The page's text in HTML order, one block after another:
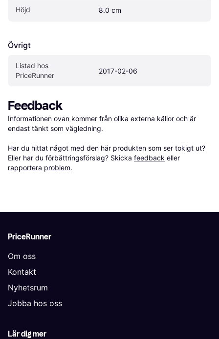
Höjd 8.0 cm
Övrigt
Listad hos
PriceRunner
2017-02-06
Feedback
Informationen ovan kommer från olika externa källor och är
endast tänkt som vägledning.
Har du hittat något med den här produkten som ser tokigt ut?
Eller har du förbättringsförslag? Skicka feedback eller
rapportera problem.
PriceRunner
Om oss
Kontakt
Nyhetsrum
Jobba hos oss
Lär dig mer